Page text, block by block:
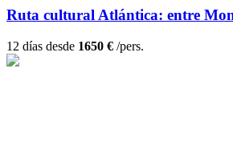
Ruta cultural Atlántica: entre
12 días desde 1650 € /pers.